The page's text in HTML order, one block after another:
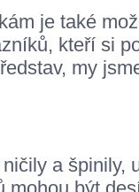
je také
kteří si
my
a špinily,